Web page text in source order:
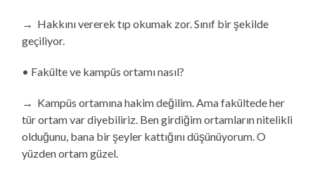
→ Hakkını vererek tıp okumak zor. Sınıf bir şekilde
geçiliyor.
• Fakülte ve kampüs ortamı nasıl?
→ Kampüs ortamına hakim değilim. Ama fakültede her
tür ortam var diyebiliriz. Ben girdiğim ortamların nitelikli
olduğunu, bana bir şeyler kattığını düşünüyorum. O
yüzden ortam güzel.